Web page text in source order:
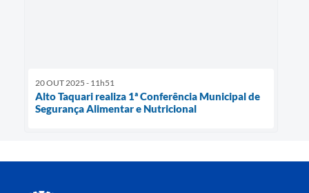
20 OUT 2025 - 11h51
Alto Taquari realiza 1ª Conferência Municipal de
Segurança Alimentar e Nutricional